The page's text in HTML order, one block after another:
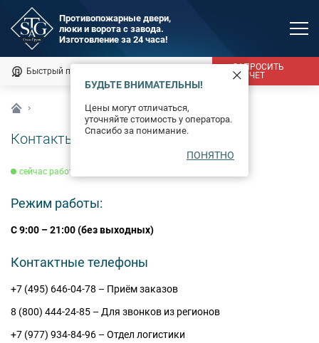
Быстрый подбор
ЗАПРОСИТЬ
РАСЧЕТ
Противопожарные двери,
люки и ворота с завода.
Изготовление за 24 часа!
Сертификаты
О компании
Новости
Контакты
БУДЬТЕ ВНИМАТЕЛЬНЫ!
Цены могут отличаться,
уточняйте стоимость у оператора.
Спасибо за понимание.
ПОНЯТНО
Контакты
cейчас работаем
Режим работы:
С 9:00 – 21:00 (без выходных)
Контактные телефоны
+7 (495) 646-04-78 – Приём заказов
8 (800) 444-24-85 – Для звонков из регионов
+7 (977) 934-84-96 – Отдел логистики
MAX
Мы онлайн